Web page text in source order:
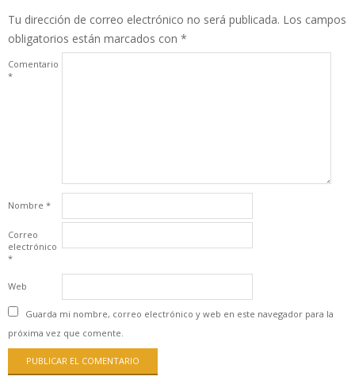
Tu dirección de correo electrónico no será publicada. Los campos
obligatorios están marcados con *
Comentario
*
Nombre *
Correo
electrónico
*
Web
Guarda mi nombre, correo electrónico y web en este navegador para la
próxima vez que comente.